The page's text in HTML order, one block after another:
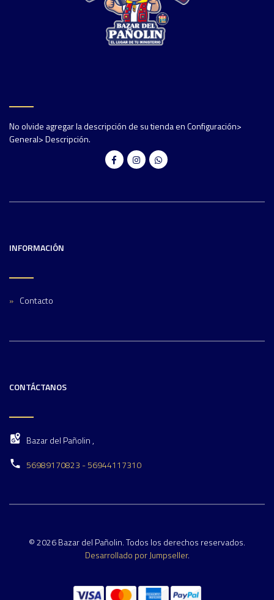
No olvide agregar la descripción de su tienda en Configuración>
General> Descripción.
INFORMACIÓN
Contacto
CONTÁCTANOS
Bazar del Pañolin ,
56989170823 - 56944117310
© 2026 Bazar del Pañolin. Todos los derechos reservados.
Desarrollado por Jumpseller.